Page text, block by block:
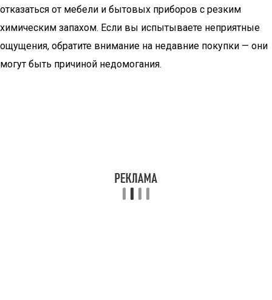
отказаться от мебели и бытовых приборов с резким
химическим запахом. Если вы испытываете неприятные
ощущения, обратите внимание на недавние покупки — они
могут быть причиной недомогания.